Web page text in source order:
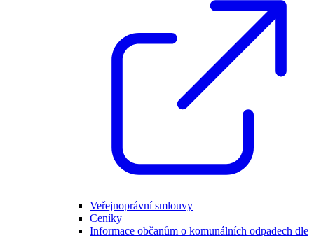
Veřejnoprávní smlouvy
Ceníky
Informace občanům o komunálních odpadech dle